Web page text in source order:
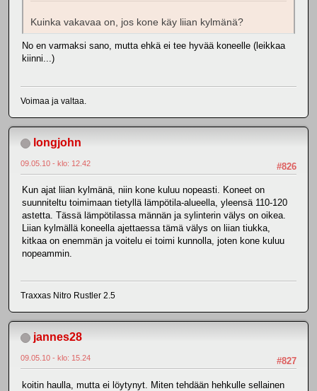
Kuinka vakavaa on, jos kone käy liian kylmänä?
No en varmaksi sano, mutta ehkä ei tee hyvää koneelle (leikkaa
kiinni...)
Voimaa ja valtaa.
longjohn
#826
09.05.10 - klo: 12.42
Kun ajat liian kylmänä, niin kone kuluu nopeasti. Koneet on
suunniteltu toimimaan tietyllä lämpötila-alueella, yleensä 110-120
astetta. Tässä lämpötilassa männän ja sylinterin välys on oikea.
Liian kylmällä koneella ajettaessa tämä välys on liian tiukka,
kitkaa on enemmän ja voitelu ei toimi kunnolla, joten kone kuluu
nopeammin.
Traxxas Nitro Rustler 2.5
jannes28
#827
09.05.10 - klo: 15.24
koitin haulla, mutta ei löytynyt. Miten tehdään hehkulle sellainen